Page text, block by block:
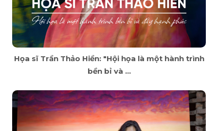
Họa sĩ Trần Thảo Hiền: "Hội họa là một hành trình
bền bỉ và ...